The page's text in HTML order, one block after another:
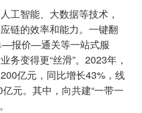
工智能、大数据等技术，
链的效率和能力。一键翻
—报价—通关等一站式服
务变得更“丝滑”。2023年，
亿元，同比增长43%，线
元。其中，向共建“一带一